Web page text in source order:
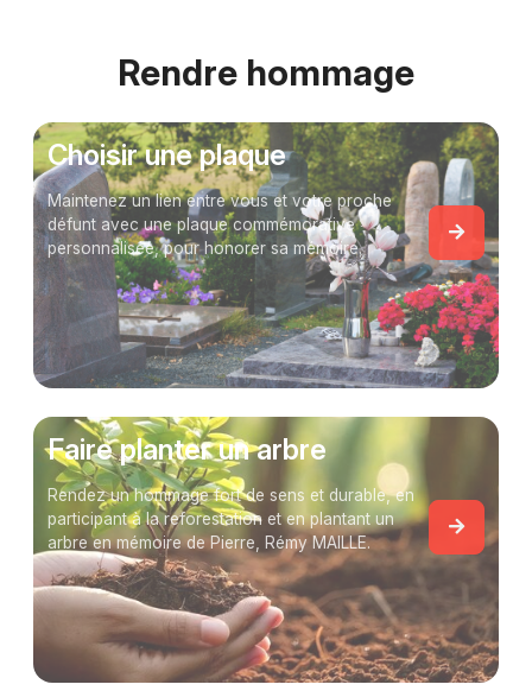
Rendre hommage
Choisir une plaque
Maintenez un lien entre vous et votre proche
défunt avec une plaque commémorative
personnalisée, pour honorer sa mémoire.
Faire planter un arbre
Rendez un hommage fort de sens et durable, en
participant à la reforestation et en plantant un
arbre en mémoire de Pierre, Rémy MAILLE.